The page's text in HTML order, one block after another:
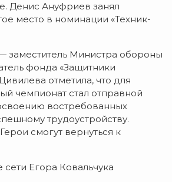
Денис Ануфриев занял
место в номинации «Техник-
заместитель Министра обороны
фонда «Защитники
отметила, что для
чемпионат стал отправной
востребованных
трудоустройству.
смогут вернуться к
Егора Ковальчука